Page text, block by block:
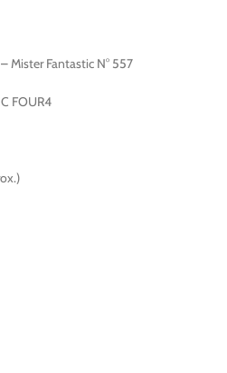
Mister Fantastic N° 557
FOUR4